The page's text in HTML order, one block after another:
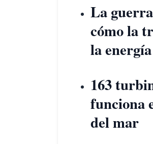
La
cómo la
la
163
funciona
del mar